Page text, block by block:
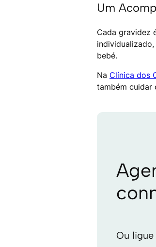
Um
Cada gravidez
bebé.
Na Clínica dos
também cuidar
Ou